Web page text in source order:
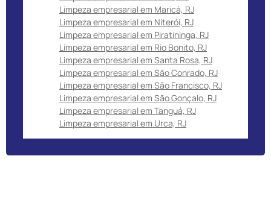
Limpeza empresarial em Maricá, RJ
Limpeza empresarial em Niterói, RJ
Limpeza empresarial em Piratininga, RJ
Limpeza empresarial em Rio Bonito, RJ
Limpeza empresarial em Santa Rosa, RJ
Limpeza empresarial em São Conrado, RJ
Limpeza empresarial em São Francisco, RJ
Limpeza empresarial em São Gonçalo, RJ
Limpeza empresarial em Tanguá, RJ
Limpeza empresarial em Urca, RJ